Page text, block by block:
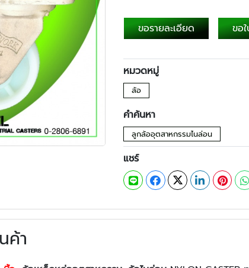
ขอรายละเอียด ขอ
หมวดหมู่
ล้อ
คำค้นหา
ลูกล้ออุตสาหกรรมไนล่อน
แชร์
ค้า